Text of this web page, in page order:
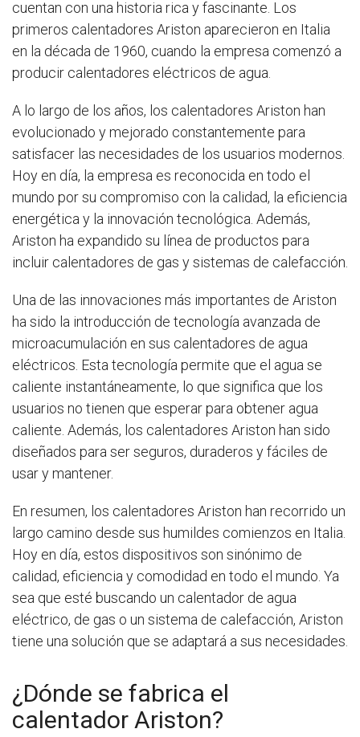
cuentan con una historia rica y fascinante. Los
primeros calentadores Ariston aparecieron en Italia
en la década de 1960, cuando la empresa comenzó a
producir calentadores eléctricos de agua.
A lo largo de los años, los calentadores Ariston han
evolucionado y mejorado constantemente para
satisfacer las necesidades de los usuarios modernos.
Hoy en día, la empresa es reconocida en todo el
mundo por su compromiso con la calidad, la eficiencia
energética y la innovación tecnológica. Además,
Ariston ha expandido su línea de productos para
incluir calentadores de gas y sistemas de calefacción.
Una de las innovaciones más importantes de Ariston
ha sido la introducción de tecnología avanzada de
microacumulación en sus calentadores de agua
eléctricos. Esta tecnología permite que el agua se
caliente instantáneamente, lo que significa que los
usuarios no tienen que esperar para obtener agua
caliente. Además, los calentadores Ariston han sido
diseñados para ser seguros, duraderos y fáciles de
usar y mantener.
En resumen, los calentadores Ariston han recorrido un
largo camino desde sus humildes comienzos en Italia.
Hoy en día, estos dispositivos son sinónimo de
calidad, eficiencia y comodidad en todo el mundo. Ya
sea que esté buscando un calentador de agua
eléctrico, de gas o un sistema de calefacción, Ariston
tiene una solución que se adaptará a sus necesidades.
¿Dónde se fabrica el
calentador Ariston?